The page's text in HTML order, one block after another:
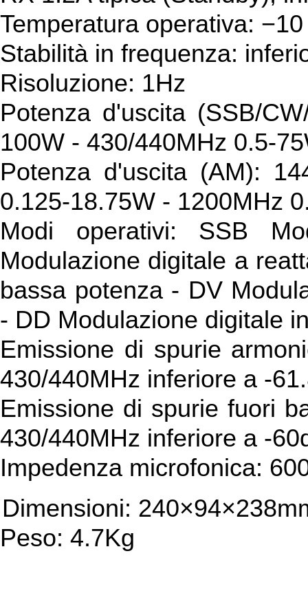
Temperatura operativa: −10
Stabilità in frequenza:
Risoluzione: 1Hz
Potenza d'uscita (SSB/
100W - 430/440MHz 0.5-
Potenza d'uscita (AM):
0.125-18.75W - 1200MHz
Modi operativi: SSB
Modulazione digitale a
bassa potenza - DV
- DD Modulazione digitale
Emissione di spurie
430/440MHz inferiore a -
Emissione di spurie fuori
430/440MHz inferiore a -
Impedenza microfonica:
Dimensioni:
Peso: 4.7Kg